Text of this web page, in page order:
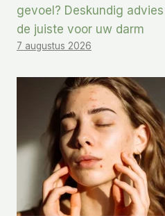
gevoel? Deskundig
de juiste voor uw darm
7 augustus 2026